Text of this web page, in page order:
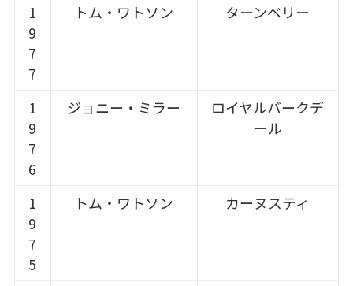
1
9
7
7
トム・ワトソン ターンベリー
1
9
7
6
ジョニー・ミラー
ロイヤルバークデ
ール
1
9
7
5
トム・ワトソン カーヌスティ